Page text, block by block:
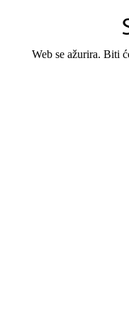
Web se ažurira. Biti